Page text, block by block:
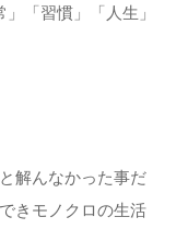
「習慣」「人生」
解んなかった事だ
きモノクロの生活